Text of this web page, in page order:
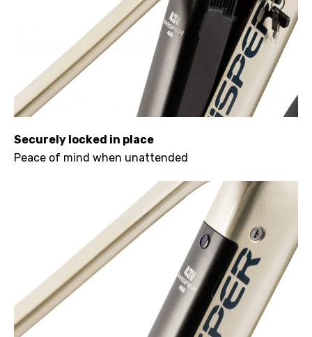
Securely locked in place
Peace of mind when unattended